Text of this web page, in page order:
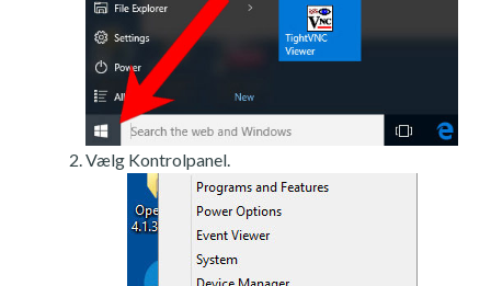
Vælg Kontrolpanel.